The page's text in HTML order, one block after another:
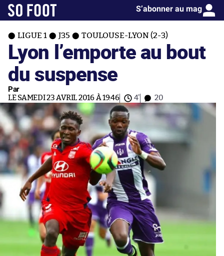
S’abonner au mag
LIGUE 1 J35 TOULOUSE-LYON (2-3)
Lyon l’emporte au bout
du suspense
Par
LE SAMEDI 23 AVRIL 2016 À 19:46 4' 20